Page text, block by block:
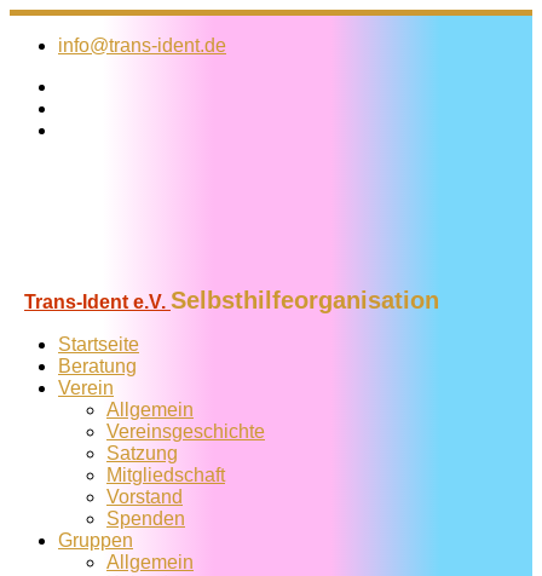
Zum
Inhalt
info@trans-ident.de
Trans-Ident e.V. Selbsthilfeorganisation
Startseite
Beratung
Verein
Allgemein
Vereins­geschichte
Satzung
Mitglied­schaft
Vorstand
Spenden
Gruppen
Allgemein